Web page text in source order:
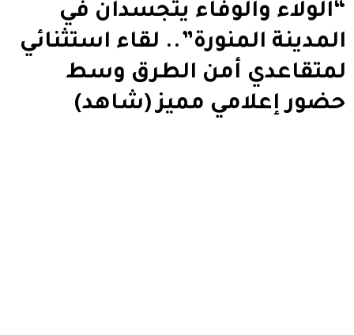
“الولاء والوفاء يتجسدان في
المدينة المنورة”.. لقاء استثنائي
لمتقاعدي أمن الطرق وسط
حضور إعلامي مميز (شاهد)